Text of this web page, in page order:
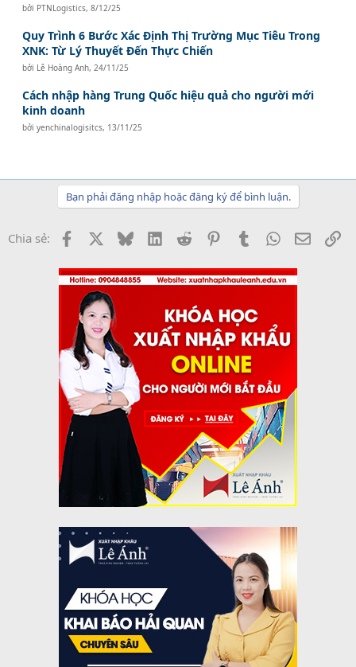
bởi PTNLogistics,8/12/25
Quy Trình 6 Bước Xác Định Thị Trường Mục Tiêu Trong
XNK: Từ Lý Thuyết Đến Thực Chiến
bởi Lê Hoàng Anh,24/11/25
Cách nhập hàng Trung Quốc hiệu quả cho người mới
kinh doanh
bởiyenchinalogisitcs, 13/11/25
Bạn phải đăng nhập hoặc đăng ký để bình luận.
Chia sẻ: Facebook BlueskyLinkedInReddit PinterestTumblrWhatsApp
Email